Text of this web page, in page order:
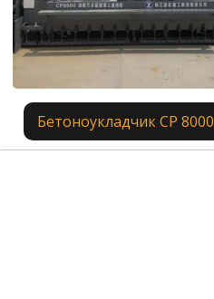
Бетоноукладчик CP 8000